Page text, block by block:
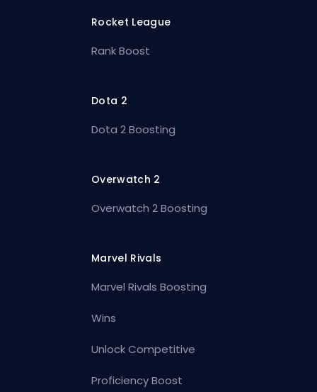
Rocket League
Rank Boost
Dota 2
Dota 2 Boosting
Overwatch 2
Overwatch 2 Boosting
Marvel Rivals
Marvel Rivals Boosting
Wins
Unlock Competitive
Proficiency Boost